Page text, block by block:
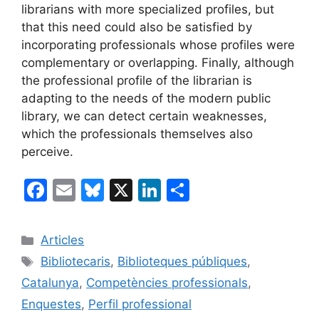
librarians with more specialized profiles, but
that this need could also be satisfied by
incorporating professionals whose profiles were
complementary or overlapping. Finally, although
the professional profile of the librarian is
adapting to the needs of the modern public
library, we can detect certain weaknesses,
which the professionals themselves also
perceive.
F
c
e
b
o
E
ai
l
Bl
s
k
y
X
Li
e
dI
n
p
ar
te
Categories
Articles
Etiquetes
Bibliotecaris, Biblioteques públiques,
Catalunya, Competències professionals,
Enquestes, Perfil professional